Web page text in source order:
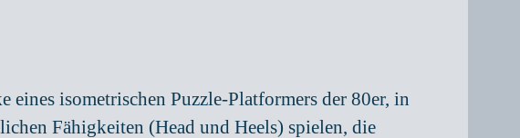
eines isometrischen Puzzle-Platformers der 80er, in
Fähigkeiten (Head und Heels) spielen, die